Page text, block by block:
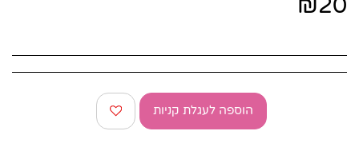
הוספה לעגלת קניות